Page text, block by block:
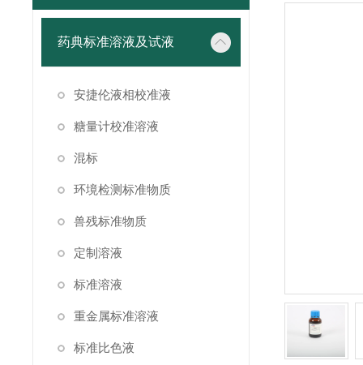
药典标准溶液及试液
安捷伦液相校准液
糖量计校准溶液
混标
环境检测标准物质
兽残标准物质
定制溶液
标准溶液
重金属标准溶液
标准比色液